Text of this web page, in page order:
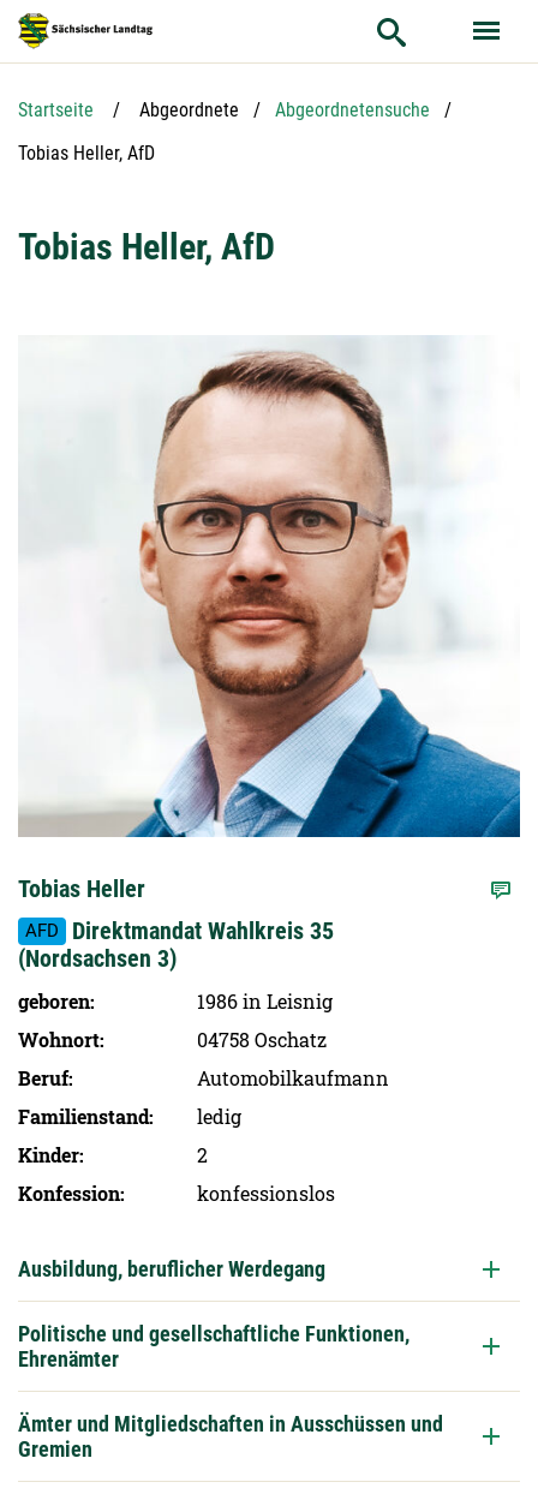
Hauptnavigation
Hauptinhalt
Service
Startseite Abgeordnete
Abgeordnetensuche
Aktuelle Seite:
Tobias Heller, AfD
Tobias Heller, AfD
Tobias Heller
AFD
Direktmandat Wahlkreis 35
(Nordsachsen 3)
geboren
1986 in Leisnig
Wohnort
04758 Oschatz
Beruf
Automobilkaufmann
Familien­stand
ledig
Kinder
2
Konfession
konfessionslos
Ausbildung, beruflicher Werdegang
Politische und gesellschaftliche Funktionen,
Ehrenämter
Ämter und Mitgliedschaften in Ausschüssen und
Gremien